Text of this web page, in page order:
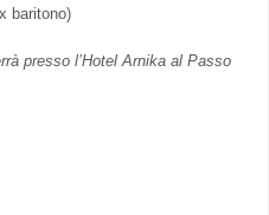
baritono)
presso l’Hotel Arnika al Passo